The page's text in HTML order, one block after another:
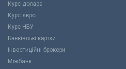
Курс долара
Курс євро
Курс НБУ
Банківські картки
Інвестиційні брокери
Міжбанк